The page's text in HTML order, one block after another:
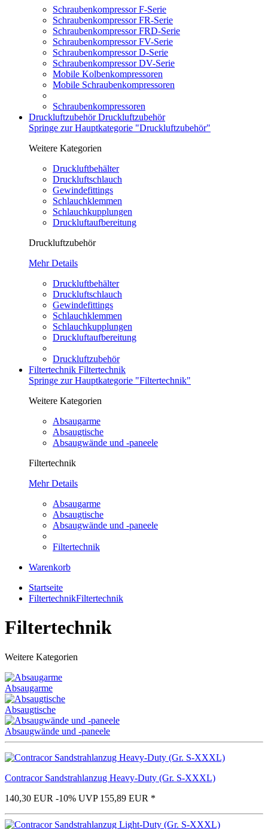
Schraubenkompressor F-Serie
Schraubenkompressor FR-Serie
Schraubenkompressor FRD-Serie
Schraubenkompressor FV-Serie
Schraubenkompressor D-Serie
Schraubenkompressor DV-Serie
Mobile Kolbenkompressoren
Mobile Schraubenkompressoren
Schraubenkompressoren
DruckluftzubehörDruckluftzubehör
Springe zur Hauptkategorie "Druckluftzubehör"
Weitere Kategorien
Druckluftbehälter
Druckluftschlauch
Gewindefittings
Schlauchklemmen
Schlauchkupplungen
Druckluftaufbereitung
Druckluftzubehör
Mehr Details
Druckluftbehälter
Druckluftschlauch
Gewindefittings
Schlauchklemmen
Schlauchkupplungen
Druckluftaufbereitung
Druckluftzubehör
Filtertechnik Filtertechnik
Springe zur Hauptkategorie "Filtertechnik"
Weitere Kategorien
Absaugarme
Absaugtische
Absaugwände und -paneele
Filtertechnik
Mehr Details
Absaugarme
Absaugtische
Absaugwände und -paneele
Filtertechnik
Warenkorb
Startseite
FiltertechnikFiltertechnik
Filtertechnik
Weitere Kategorien
Absaugarme
Absaugtische
Absaugwände und -paneele
Contracor Sandstrahlanzug Heavy-Duty (Gr. S-XXXL)
140,30 EUR -10% UVP 155,89 EUR *